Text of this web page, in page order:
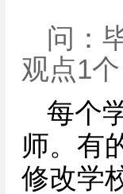
问：
观点1
每个
师。有
修改学